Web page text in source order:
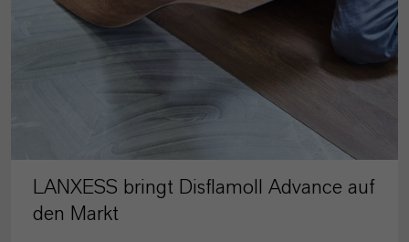
LANXESS bringt Disflamoll Advance auf
den Markt